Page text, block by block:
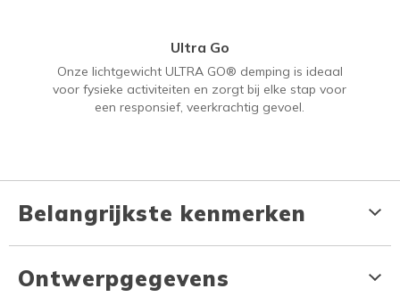
Ultra Go
Onze lichtgewicht ULTRA GO® demping is ideaal
voor fysieke activiteiten en zorgt bij elke stap voor
een responsief, veerkrachtig gevoel.
Belangrijkste kenmerken
Ontwerpgegevens